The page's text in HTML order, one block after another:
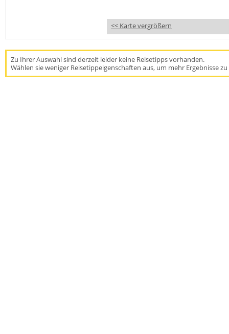
<< Karte vergrößern
Zu Ihrer Auswahl sind derzeit leider keine Reisetipps vorhanden.
Wählen sie weniger Reisetippeigenschaften aus, um mehr Ergebnisse